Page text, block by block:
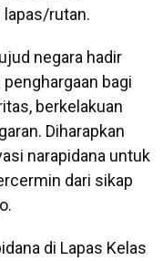
rutan.
negara hadir
bagi
berkelakuan
Diharapkan
narapidana untuk
dari sikap
di Lapas Kelas